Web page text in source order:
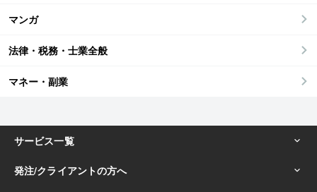
マンガ
法律・税務・士業全般
マネー・副業